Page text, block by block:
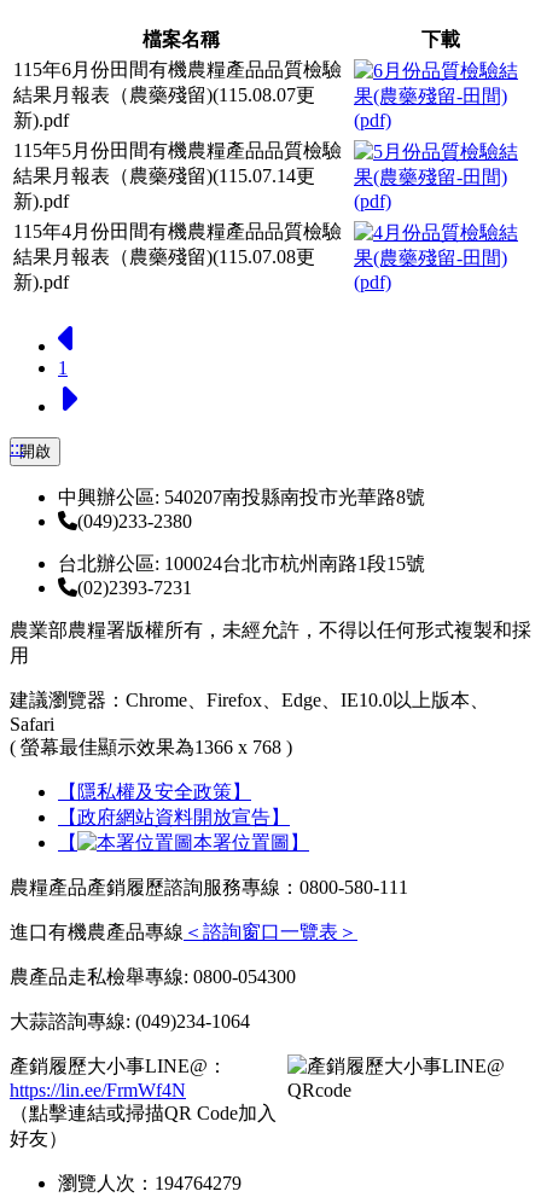
檔案名稱
下載
115年6月份田間有機農糧產品品質檢驗
結果月報表（農藥殘留)(115.08.07更
新).pdf
115年5月份田間有機農糧產品品質檢驗
結果月報表（農藥殘留)(115.07.14更
新).pdf
115年4月份田間有機農糧產品品質檢驗
結果月報表（農藥殘留)(115.07.08更
新).pdf
1
:::開啟
中興辦公區: 540207南投縣南投市光華路8號
(049)233-2380
台北辦公區: 100024台北市杭州南路1段15號
(02)2393-7231
農業部農糧署版權所有，未經允許，不得以任何形式複製和採
用
建議瀏覽器：Chrome、Firefox、Edge、IE10.0以上版本、
Safari
( 螢幕最佳顯示效果為1366 x 768 )
【隱私權及安全政策】
【政府網站資料開放宣告】
【
本署位置圖】
農糧產品產銷履歷諮詢服務專線：0800-580-111
進口有機農產品專線 ＜諮詢窗口一覽表＞
農產品走私檢舉專線: 0800-054300
大蒜諮詢專線: (049)234-1064
產銷履歷大小事LINE@：
https://lin.ee/FrmWf4N
（點擊連結或掃描QR Code加入
好友）
瀏覽人次： 194764279